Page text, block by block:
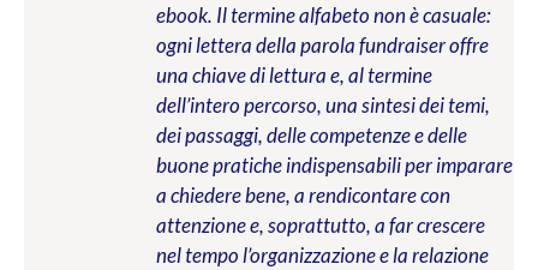
ebook. Il termine alfabeto non è casuale:
ogni lettera della parola fundraiser offre
una chiave di lettura e, al termine
dell’intero percorso, una sintesi dei temi,
dei passaggi, delle competenze e delle
buone pratiche indispensabili per imparare
a chiedere bene, a rendicontare con
attenzione e, soprattutto, a far crescere
nel tempo l’organizzazione e la relazione